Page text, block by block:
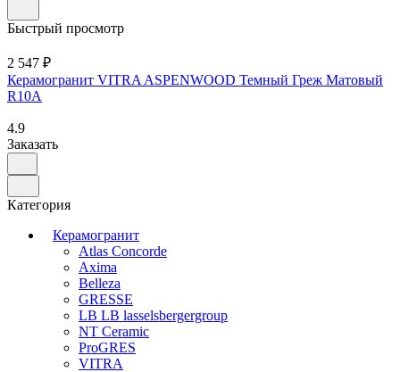
Быстрый просмотр
2 547 ₽
Керамогранит VITRA ASPENWOOD Темный Греж Матовый
R10A
4.9
Заказать
Категория
Керамогранит
Atlas Concorde
Axima
Belleza
GRESSE
LB LB lasselsbergergroup
NT Ceramic
ProGRES
VITRA